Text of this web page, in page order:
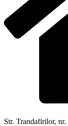
Str. Trandafirilor,